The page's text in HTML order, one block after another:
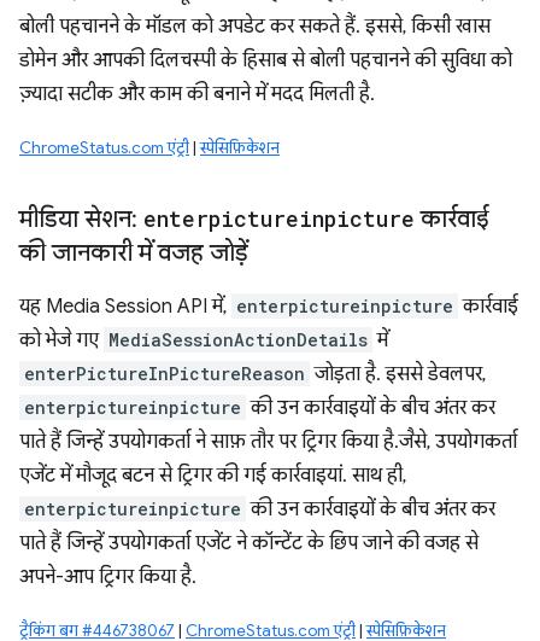
बोली पहचानने के मॉडल को अपडेट कर सकते हैं. इससे, किसी खास
डोमेन और आपकी दिलचस्पी के हिसाब से बोली पहचानने की सुविधा को
ज़्यादा सटीक और काम की बनाने में मदद मिलती है.
ChromeStatus.com एंट्री|स्पेसिफ़िकेशन
मीडिया सेशन: enterpictureinpicture कार्रवाई
की जानकारी में वजह जोड़ें
यह Media Session API में, enterpictureinpicture कार्रवाई
को भेजे गए MediaSessionActionDetails में
enterPictureInPictureReason जोड़ता है. इससे डेवलपर,
enterpictureinpicture की उन कार्रवाइयों के बीच अंतर कर
पाते हैं जिन्हें उपयोगकर्ता ने साफ़ तौर पर ट्रिगर किया है.जैसे, उपयोगकर्ता
एजेंट में मौजूद बटन से ट्रिगर की गई कार्रवाइयां. साथ ही,
enterpictureinpicture की उन कार्रवाइयों के बीच अंतर कर
पाते हैं जिन्हें उपयोगकर्ता एजेंट ने कॉन्टेंट के छिप जाने की वजह से
अपने-आप ट्रिगर किया है.
ट्रैकिंग बग #446738067 | ChromeStatus.com एंट्री|स्पेसिफ़िकेशन